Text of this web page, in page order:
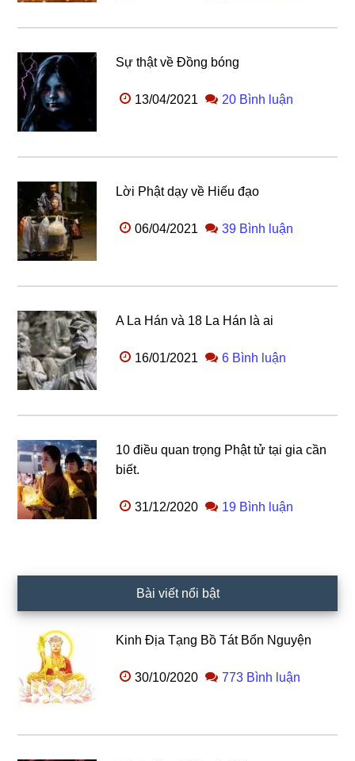
Sự thật về Đồng bóng
13/04/2021 20 Bình luận
Lời Phật dạy về Hiếu đạo
06/04/2021 39 Bình luận
A La Hán và 18 La Hán là ai
16/01/2021 6 Bình luận
10 điều quan trọng Phật tử tại gia cần
biết.
31/12/2020 19 Bình luận
Bài viết nổi bật
Kinh Địa Tạng Bồ Tát Bổn Nguyện
30/10/2020 773 Bình luận